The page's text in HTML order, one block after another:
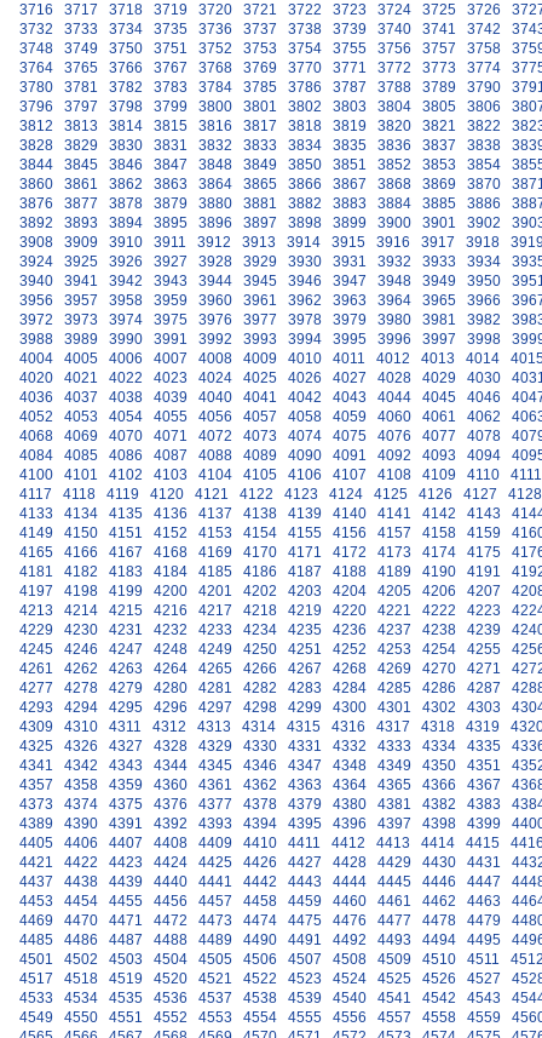
3716
3717 3718 3719 3720 3721 3722 3723 3724 3725 3726
3732
3733 3734 3735 3736 3737 3738 3739 3740 3741 3742
3748
3749 3750 3751 3752 3753 3754 3755 3756 3757 3758
3764
3765 3766 3767 3768 3769 3770 3771 3772 3773 3774
3780
3781 3782 3783 3784 3785 3786 3787 3788 3789 3790
3796
3797 3798 3799 3800 3801 3802 3803 3804 3805 3806
3812
3813 3814 3815 3816 3817 3818 3819 3820 3821 3822
3828
3829 3830 3831 3832 3833 3834 3835 3836 3837 3838
3844
3845 3846 3847 3848 3849 3850 3851 3852 3853 3854
3860
3861 3862 3863 3864 3865 3866 3867 3868 3869 3870
3876
3877 3878 3879 3880 3881 3882 3883 3884 3885 3886
3892
3893 3894 3895 3896 3897 3898 3899 3900 3901 3902
3908
3909 3910 3911 3912 3913 3914 3915 3916 3917 3918
3924
3925 3926 3927 3928 3929 3930 3931 3932 3933 3934
3940
3941 3942 3943 3944 3945 3946 3947 3948 3949 3950
3956
3957 3958 3959 3960 3961 3962 3963 3964 3965 3966
3972
3973 3974 3975 3976 3977 3978 3979 3980 3981 3982
3988
3989 3990 3991 3992 3993 3994 3995 3996 3997 3998
4004
4005 4006 4007 4008 4009 4010 4011 4012 4013 4014
4020
4021 4022 4023 4024 4025 4026 4027 4028 4029 4030
4036
4037 4038 4039 4040 4041 4042 4043 4044 4045 4046
4052
4053 4054 4055 4056 4057 4058 4059 4060 4061 4062
4068
4069 4070 4071 4072 4073 4074 4075 4076 4077 4078
4084
4085 4086 4087 4088 4089 4090 4091 4092 4093 4094
4100
4101 4102 4103 4104 4105 4106 4107 4108 4109 4110
4111
4117
4118 4119 4120 4121 4122 4123 4124 4125 4126 4127
4128
4133
4134 4135 4136 4137 4138 4139 4140 4141 4142 4143
4149
4150 4151 4152 4153 4154 4155 4156 4157 4158 4159
4165
4166 4167 4168 4169 4170 4171 4172 4173 4174 4175
4181
4182 4183 4184 4185 4186 4187 4188 4189 4190 4191
4197
4198 4199 4200 4201 4202 4203 4204 4205 4206 4207
4213
4214 4215 4216 4217 4218 4219 4220 4221 4222 4223
4229
4230 4231 4232 4233 4234 4235 4236 4237 4238 4239
4245
4246 4247 4248 4249 4250 4251 4252 4253 4254 4255
4261
4262 4263 4264 4265 4266 4267 4268 4269 4270 4271
4277
4278 4279 4280 4281 4282 4283 4284 4285 4286 4287
4293
4294 4295 4296 4297 4298 4299 4300 4301 4302 4303
4309
4310 4311 4312 4313 4314 4315 4316 4317 4318 4319
4325
4326 4327 4328 4329 4330 4331 4332 4333 4334 4335
4341
4342 4343 4344 4345 4346 4347 4348 4349 4350 4351
4357
4358 4359 4360 4361 4362 4363 4364 4365 4366 4367
4373
4374 4375 4376 4377 4378 4379 4380 4381 4382 4383
4389
4390 4391 4392 4393 4394 4395 4396 4397 4398 4399
4405
4406 4407 4408 4409 4410 4411 4412 4413 4414 4415
4421
4422 4423 4424 4425 4426 4427 4428 4429 4430 4431
4437
4438 4439 4440 4441 4442 4443 4444 4445 4446 4447
4453
4454 4455 4456 4457 4458 4459 4460 4461 4462 4463
4469
4470 4471 4472 4473 4474 4475 4476 4477 4478 4479
4485
4486 4487 4488 4489 4490 4491 4492 4493 4494 4495
4501
4502 4503 4504 4505 4506 4507 4508 4509 4510 4511
4517
4518 4519 4520 4521 4522 4523 4524 4525 4526 4527
4533
4534 4535 4536 4537 4538 4539 4540 4541 4542 4543
4549
4550 4551 4552 4553 4554 4555 4556 4557 4558 4559